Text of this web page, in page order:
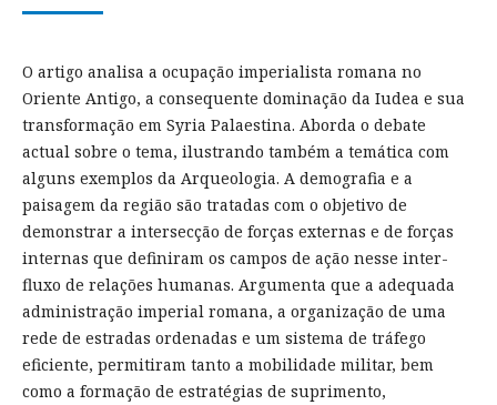
O artigo analisa a ocupação imperialista romana no
Oriente Antigo, a consequente dominação da Iudea e sua
transformação em Syria Palaestina. Aborda o debate
actual sobre o tema, ilustrando também a temática com
alguns exemplos da Arqueologia. A demografia e a
paisagem da região são tratadas com o objetivo de
demonstrar a intersecção de forças externas e de forças
internas que definiram os campos de ação nesse inter-
fluxo de relações humanas. Argumenta que a adequada
administração imperial romana, a organização de uma
rede de estradas ordenadas e um sistema de tráfego
eficiente, permitiram tanto a mobilidade militar, bem
como a formação de estratégias de suprimento,